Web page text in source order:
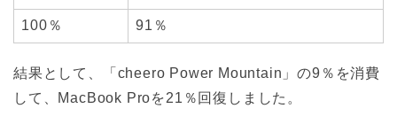
100％ 91％
結果として、「cheero Power Mountain」の9％を消費
して、MacBook Proを21％回復しました。